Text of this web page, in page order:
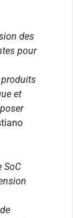
des
pour
produits
et
SoC